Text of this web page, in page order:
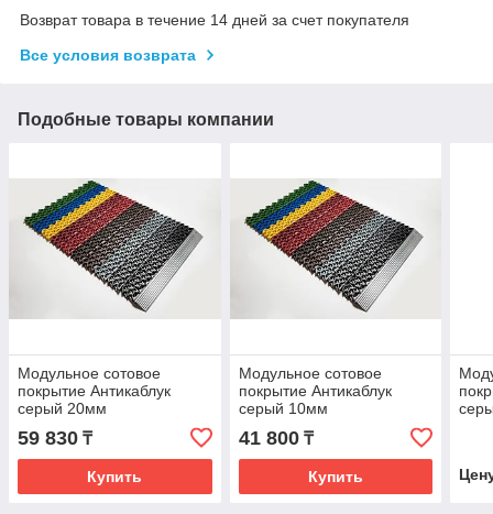
Возврат товара в течение 14 дней за счет покупателя
Все условия возврата
Подобные товары компании
Модульное сотовое
покрытие Антикаблук
серый 20мм
59 830 ₸
Купить
Модульное сотовое
покрытие Антикаблук
серый 10мм
41 800₸
Купить